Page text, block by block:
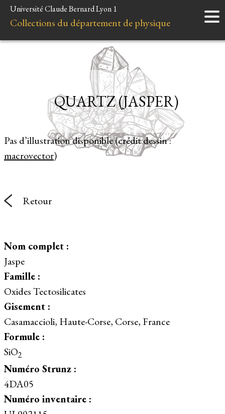
Accueil
Instruments
Liens et ressources
Université Claude Bernard Lyon 1
Collections du département de physique
Pas d’illustration disponible (crédit dessin :
macrovector)
QUARTZ (JASPER)
Retour
Nom complet :
Jaspe
Famille :
Oxides Tectosilicates
Gisement :
Casamaccioli, Haute-Corse, Corse, France
Formule :
SiO2
Numéro Strunz :
4DA05
Numéro inventaire :